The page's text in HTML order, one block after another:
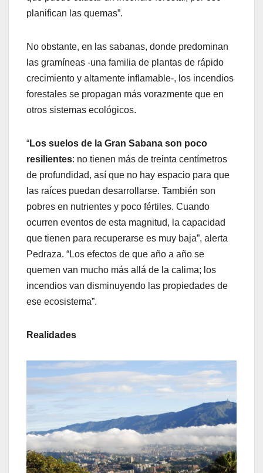
planifican las quemas”.
No obstante, en las sabanas, donde predominan
las gramíneas -una familia de plantas de rápido
crecimiento y altamente inflamable-, los incendios
forestales se propagan más vorazmente que en
otros sistemas ecológicos.
“Los suelos de la Gran Sabana son poco
resilientes: no tienen más de treinta centímetros
de profundidad, así que no hay espacio para que
las raíces puedan desarrollarse. También son
pobres en nutrientes y poco fértiles. Cuando
ocurren eventos de esta magnitud, la capacidad
que tienen para recuperarse es muy baja”, alerta
Pedraza. “Los efectos de que año a año se
quemen van mucho más allá de la calima; los
incendios van disminuyendo las propiedades de
ese ecosistema”.
Realidades